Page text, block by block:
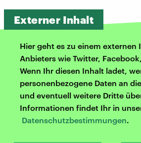
Externer Inhalt
Hier geht es zu einem externen
Anbieters wie Twitter,
Wenn Ihr diesen Inhalt ladet,
personenbezogene Daten an
und eventuell weitere Dritte
Informationen findet Ihr in
Datenschutzbestimmungen.